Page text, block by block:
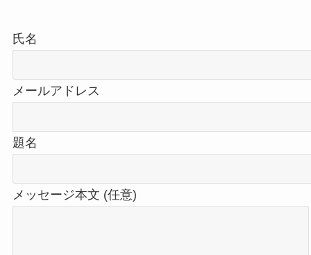
氏名
メールアドレス
題名
メッセージ本文 (任意)